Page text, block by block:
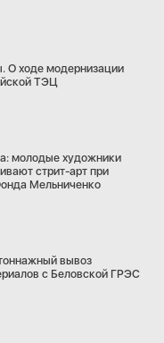
О ходе модернизации
ТЭЦ
молодые художники
стрит-арт при
Мельниченко
вывоз
с Беловской ГРЭС